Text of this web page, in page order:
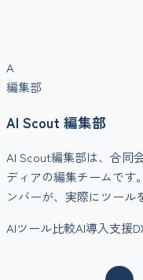
A
編集部
AI Scout 編集部
AI Scout編集部は、合同
ディアの編集チームです
ンバーが、実際にツール
AIツール比較AI導入支援